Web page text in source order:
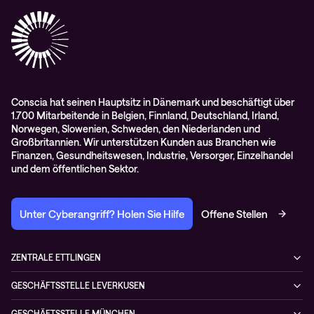
RMA-Antrag
AGB
Conscia hat seinen Hauptsitz in Dänemark und beschäftigt über
1.700 Mitarbeitende in Belgien, Finnland, Deutschland, Irland,
Norwegen, Slowenien, Schweden, den Niederlanden und
Großbritannien. Wir unterstützen Kunden aus Branchen wie
Finanzen, Gesundheitswesen, Industrie, Versorger, Einzelhandel
und dem öffentlichen Sektor.
Unter Cyberangriff? Holen Sie Hilfe Offene Stellen
ZENTRALE ETTLINGEN
Otto-Hahn-Str. 18
76275 Ettlingen
Deutschland
GESCHÄFTSSTELLE LEVERKUSEN
Düsseldorfer Straße 29